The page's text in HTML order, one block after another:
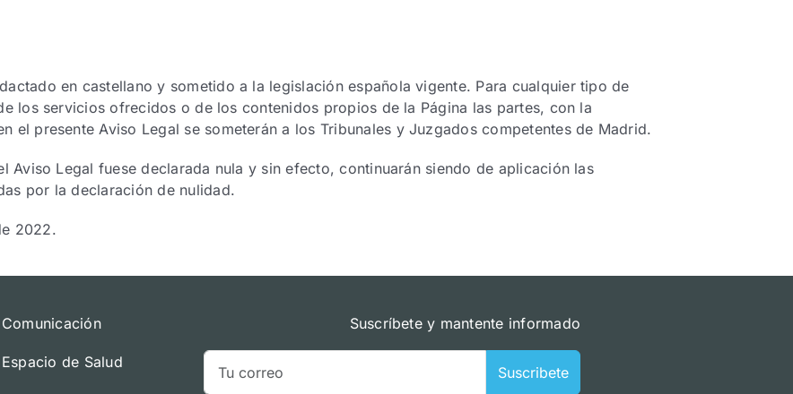
en castellano y sometido a la legislación española vigente. Para cualquier tipo de
los servicios ofrecidos o de los contenidos propios de la Página las partes, con la
el presente Aviso Legal se someterán a los Tribunales y Juzgados competentes de Madrid.
Aviso Legal fuese declarada nula y sin efecto, continuarán siendo de aplicación las
por la declaración de nulidad.
2022.
Comunicación
Espacio de Salud
Suscríbete y mantente informado
Suscribete